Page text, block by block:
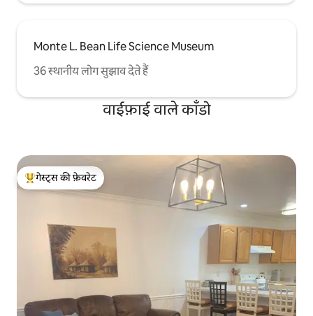
Monte L. Bean Life Science Museum
36 स्थानीय लोग सुझाव देते हैं
वाईफ़ाई वाले काँडो
गेस्ट्स का टॉप फ़ेवरेट
गेस्ट्स की फ़ेवरेट